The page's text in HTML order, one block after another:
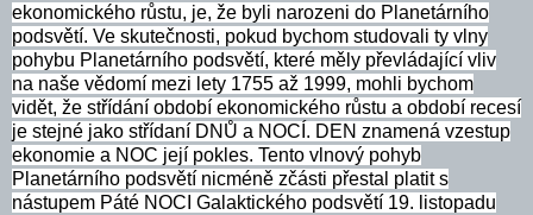
ekonomického růstu, je, že byli narozeni do Planetárního
podsvětí. Ve skutečnosti, pokud bychom studovali ty vlny
pohybu Planetárního podsvětí, které měly převládající vliv
na naše vědomí mezi lety 1755 až 1999, mohli bychom
vidět, že střídání období ekonomického růstu a období recesí
je stejné jako střídaní DNŮ a NOCÍ. DEN znamená vzestup
ekonomie a NOC její pokles. Tento vlnový pohyb
Planetárního podsvětí nicméně zčásti přestal platit s
nástupem Páté NOCI Galaktického podsvětí 19. listopadu